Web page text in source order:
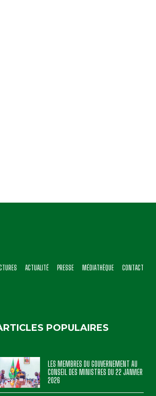
ACTUALITÉ PRESSE MÉDIATHÈQUE CONTACT
POPULAIRES
LES MEMBRES DU GOUVERNEMENT AU
CONSEIL DES MINISTRES DU 22 JANVIER
2026